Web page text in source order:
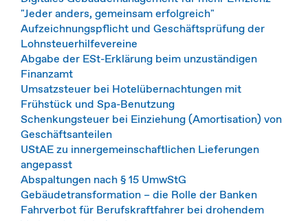
"Jeder anders, gemeinsam erfolgreich"
Aufzeichnungspflicht und Geschäftsprüfung der
Lohnsteuerhilfevereine
Abgabe der ESt-Erklärung beim unzuständigen
Finanzamt
Umsatzsteuer bei Hotelübernachtungen mit
Frühstück und Spa-Benutzung
Schenkungsteuer bei Einziehung (Amortisation) von
Geschäftsanteilen
UStAE zu innergemeinschaftlichen Lieferungen
angepasst
Abspaltungen nach § 15 UmwStG
Gebäudetransformation – die Rolle der Banken
Fahrverbot für Berufskraftfahrer bei drohendem